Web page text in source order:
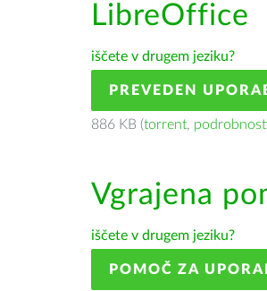
LibreOffice
iščete v drugem jeziku?
PREVEDEN
886 KB (torrent,
Vgrajena
iščete v drugem jeziku?
POMOČ ZA